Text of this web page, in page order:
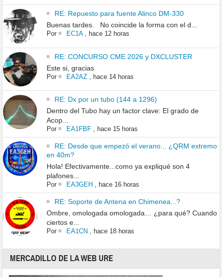
RE: Repuesto para fuente Alinco DM-330
Buenas tardes. No coincide la forma con el d...
Por EC1A, hace 12 horas
RE: CONCURSO CME 2026 y DXCLUSTER
Este si, gracias
Por EA2AZ, hace 14 horas
RE: Dx por un tubo (144 a 1296)
Dentro del Tubo hay un factor clave: El grado de
Acop...
Por EA1FBF, hace 15 horas
RE: Desde que empezó el verano... ¿QRM extremo
en 40m?
Hola! Efectivamente...como ya expliqué son 4
plafones...
Por EA3GEH , hace 16 horas
RE: Soporte de Antena en Chimenea...?
Ombre, omologada omologada… ¿para qué? Cuando
ciertos e...
Por EA1CN , hace 18 horas
MERCADILLO DE LA WEB URE